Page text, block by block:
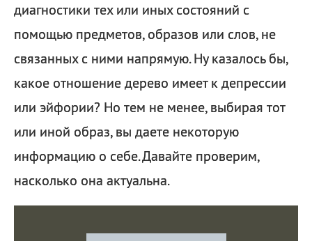
диагностики тех или иных состояний с
помощью предметов, образов или слов, не
связанных с ними напрямую. Ну казалось бы,
какое отношение дерево имеет к депрессии
или эйфории? Но тем не менее, выбирая тот
или иной образ, вы даете некоторую
информацию о себе. Давайте проверим,
насколько она актуальна.